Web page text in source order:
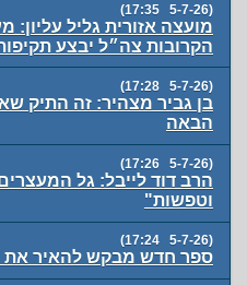
(5-7-26 17:35)
מועצה אזורית גליל עליון:
הקרובות צה״ל יבצע
(5-7-26 17:28)
בן גביר מצהיר: זה התיק
הבאה
(5-7-26 17:26)
הרב דוד לייבל: גל
וטפשות"
(5-7-26 17:24)
ספר חדש מבקש להאיר את